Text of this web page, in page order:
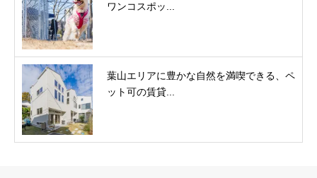
ワンコスポッ...
葉山エリアに豊かな自然を満喫できる、ペ
ット可の賃貸...